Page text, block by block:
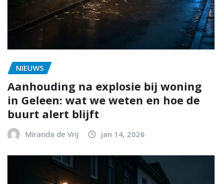
NIEUWS
Aanhouding na explosie bij woning
in Geleen: wat we weten en hoe de
buurt alert blijft
Miranda de Vrij jan 14, 2026